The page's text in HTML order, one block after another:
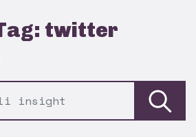
twitter